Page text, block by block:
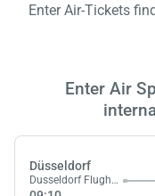
Enter Air-Tickets
Enter Air
Düsseldorf
Dusseldorf Flughafen